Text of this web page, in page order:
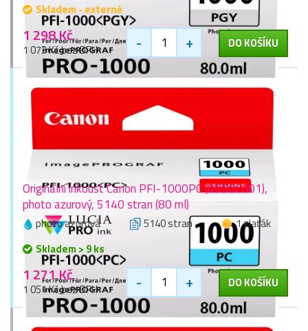
Skladem - externě
1 298 Kč
1 073 Kč bez DPH - + DO KOŠÍKU
Originální inkoust Canon PFI-1000PC (0550C001),
photo azurový, 5140 stran (80 ml)
photo azurová 5140 stran
1 zlaťák
Skladem > 9 ks
1 271 Kč
1 051 Kč bez DPH - + DO KOŠÍKU